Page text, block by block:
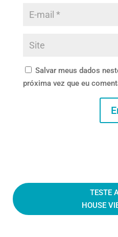
Salvar meus dados
próxima vez que eu
TESTE
HOUSE